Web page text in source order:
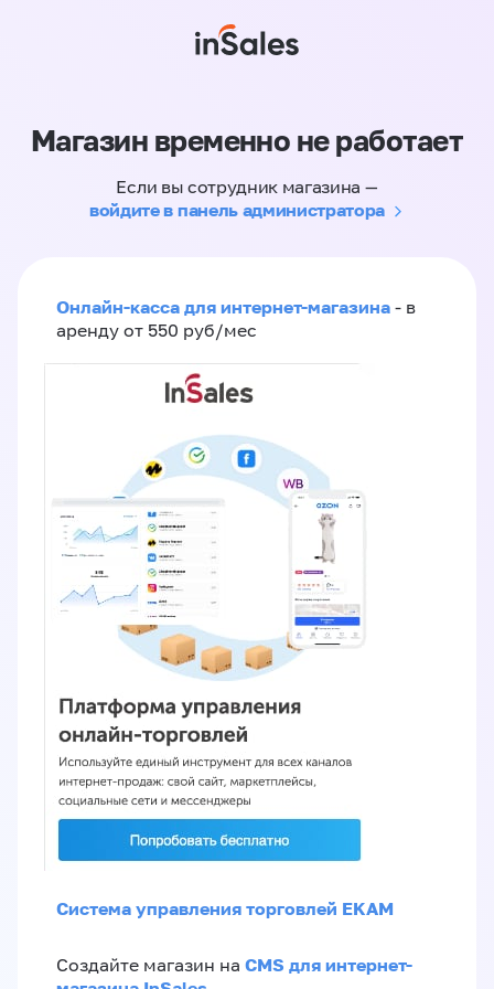
Магазин временно не работает
Если вы сотрудник магазина —
войдите в панель администратора
Онлайн-касса для интернет-магазина - в
аренду от 550 руб/мес
Система управления торговлей EKAM
Создайте магазин на CMS для интернет-